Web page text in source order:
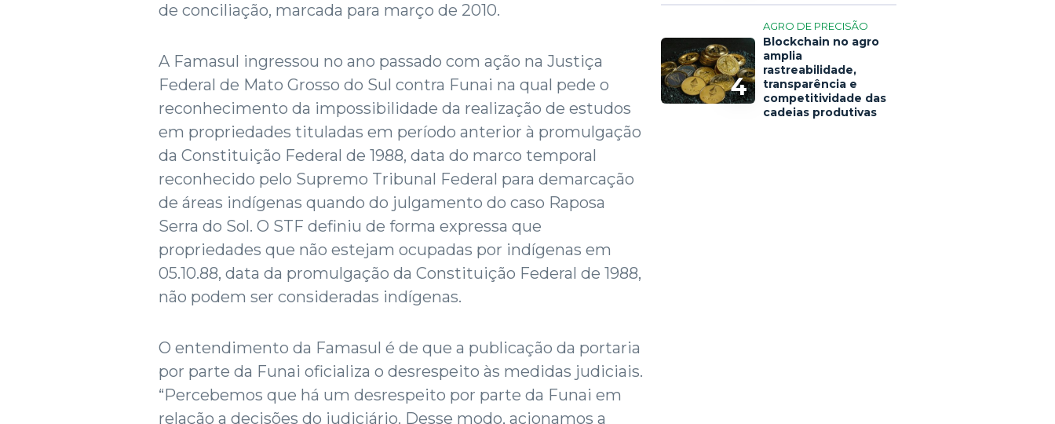
de conciliação, marcada para março de 2010.
A Famasul ingressou no ano passado com ação na Justiça
Federal de Mato Grosso do Sul contra Funai na qual pede o
reconhecimento da impossibilidade da realização de estudos
em propriedades tituladas em período anterior à promulgação
da Constituição Federal de 1988, data do marco temporal
reconhecido pelo Supremo Tribunal Federal para demarcação
de áreas indígenas quando do julgamento do caso Raposa
Serra do Sol. O STF definiu de forma expressa que
propriedades que não estejam ocupadas por indígenas em
05.10.88, data da promulgação da Constituição Federal de 1988,
não podem ser consideradas indígenas.
O entendimento da Famasul é de que a publicação da portaria
por parte da Funai oficializa o desrespeito às medidas judiciais.
“Percebemos que há um desrespeito por parte da Funai em
relação a decisões do judiciário. Desse modo, acionamos a
4
AGRO DE PRECISÃO
Blockchain no agro
amplia
rastreabilidade,
transparência e
competitividade das
cadeias produtivas